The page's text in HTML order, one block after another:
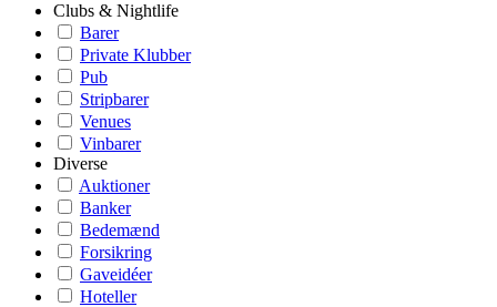
Clubs & Nightlife
Barer
Private Klubber
Pub
Stripbarer
Venues
Vinbarer
Diverse
Auktioner
Banker
Bedemænd
Forsikring
Gaveidéer
Hoteller